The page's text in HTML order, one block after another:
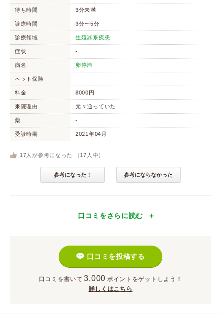
待ち時間 3分未満
診療時間 3分〜5分
診療領域 生殖器系疾患
症状 -
病名 卵停滞
ペット保険 -
料金 8000円
来院理由 元々通っていた
薬 -
受診時期 2021年04月
17 人が参考になった （ 17 人中）
参考になった！ 参考にならなかった
口コミをさらに読む
口コミを投稿する
口コミを書いて 3,000 ポイント をゲットしよう！
詳しくはこちら